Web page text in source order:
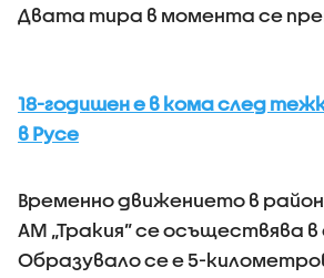
Двата тира в момента се
18-годишен е в кома след
в Русе
Временно движението в
АМ „Тракия” се осъществява
Образувало се е 5-